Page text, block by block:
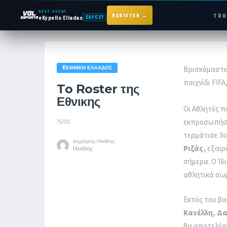
NEXT EVENT
eKypello Elladas EAFC27 REGISTER →
TOURNAMENTS
EΕΘΝΙΚΉ ΕΛΛΆΔΟΣ
To Roster της
Εθνικης
15/05
Δημήτρης Ηλιάδης
Ηλιάδης
παιχνίδι
Οι Αθλητές
τερμάτισε
Ριζάς,
σήμερα. Ο
αθλητικά
Εκτός του
Κανέλλη,